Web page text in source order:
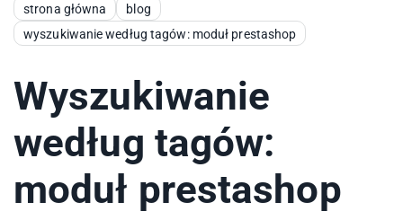
strona główna
blog
wyszukiwanie według tagów: moduł prestashop
Wyszukiwanie
według tagów:
moduł prestashop